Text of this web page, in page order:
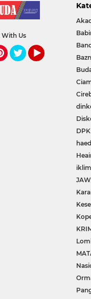
Us
DPK
iklim